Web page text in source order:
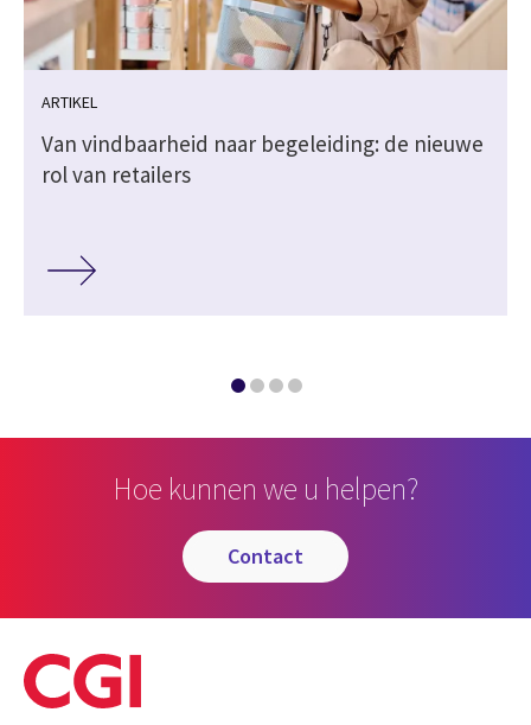
ARTIKEL
Van vindbaarheid naar begeleiding: de nieuwe
rol van retailers
Hoe kunnen we u helpen?
contact